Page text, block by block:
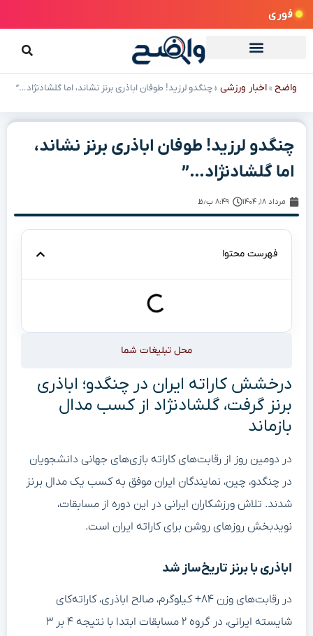
فوری
واضح »اخبار ورزشی »چنگدو لرزید! طوفان اباذری برنز نشاند، اما گلشادنژاد…”
چنگدو لرزید! طوفان اباذری برنز نشاند،
اما گلشادنژاد…”
مرداد ۱۸, ۱۴۰۴ ۸:۴۹ ب٫ظ
فهرست محتوا
محل تبلیغات شما
درخشش کاراته ایران در چنگدو؛ اباذری
برنز گرفت، گلشادنژاد از کسب مدال
بازماند
در دومین روز از رقابت‌های کاراته بازی‌های جهانی دانشجویان
در چنگدو، چین، نمایندگان ایران موفق به کسب یک مدال برنز
شدند. تلاش ورزشکاران ایرانی در این دوره از مسابقات،
نویدبخش روزهای روشن برای کاراته ایران است.
اباذری با برنز تاریخ‌ساز شد
در رقابت‌های وزن ۸۴+ کیلوگرم، صالح اباذری، کاراته‌کای
شایسته ایرانی، در گروه ۲ مسابقات ابتدا با نتیجه ۴ بر ۳